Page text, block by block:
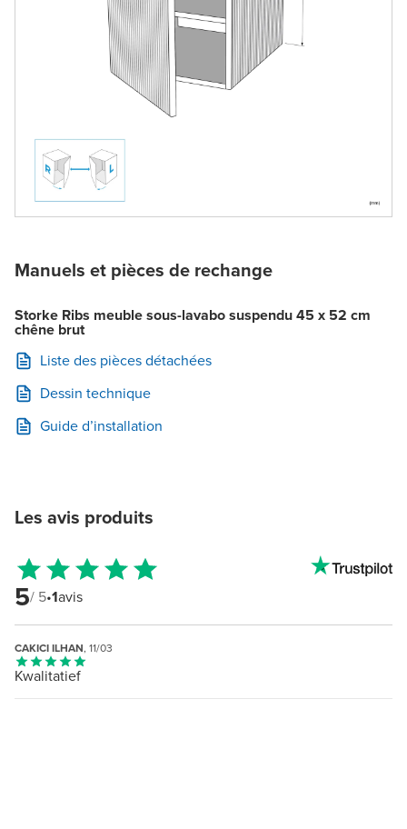
Manuels et pièces de rechange
Storke Ribs meuble sous-lavabo suspendu 45 x 52 cm
chêne brut
Liste des pièces détachées
Dessin technique
Guide d’installation
Les avis produits
5/ 5•1avis
CAKICI ILHAN, 11/03
Kwalitatief